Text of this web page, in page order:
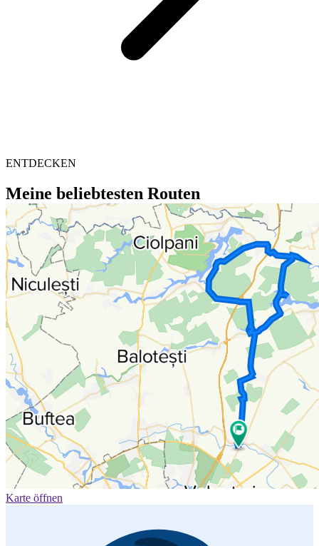
ENTDECKEN
Meine beliebtesten Routen
Karte öffnen